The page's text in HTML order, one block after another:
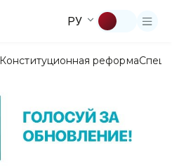
РУ
Конституционная реформа